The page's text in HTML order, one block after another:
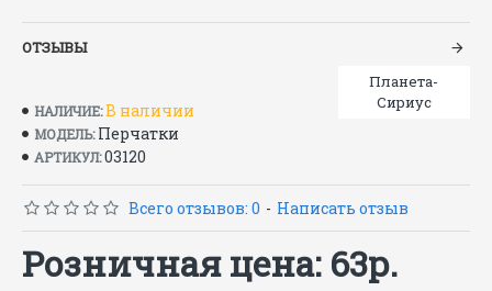
Вид изделия: Перчатки
Торговая марка / Бренд:
Упаковка:в упаковке 300 пар.
Цвет: Черный
Основа:Нейлон/Полиэстер
ОТЗЫВЫ
НАЛИЧИЕ:В наличии
МОДЕЛЬ: Перчатки
АРТИКУЛ:03120
Планета-
Сириус
Всего отзывов: 0 - Написать отзыв
Розничная цена: 63р.